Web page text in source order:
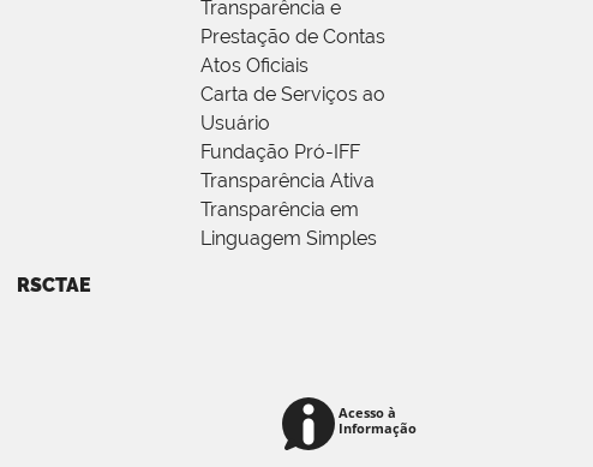
Transparência e
Prestação de Contas
Atos Oficiais
Carta de Serviços ao
Usuário
Fundação Pró-IFF
Transparência Ativa
Transparência em
Linguagem Simples
RSCTAE